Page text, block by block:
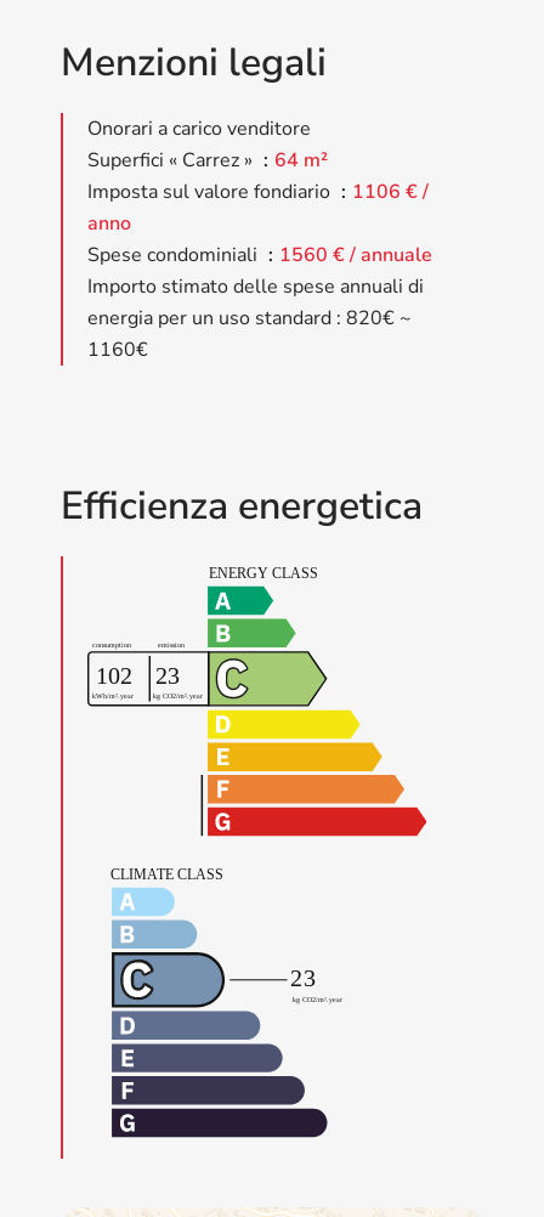
Menzioni legali
Onorari a carico venditore
Superfici « Carrez »
64 m²
Imposta sul valore fondiario
1106 € /
anno
Spese condominiali
1560 € / annuale
Importo stimato delle spese annuali di
energia per un uso standard : 820€ ~
1160€
Efficienza energetica